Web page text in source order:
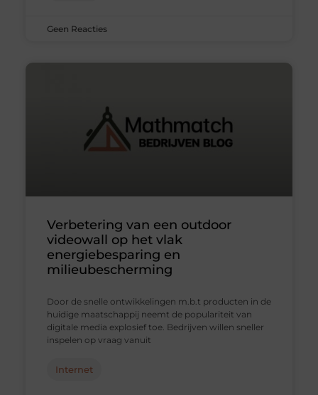
Geen Reacties
Verbetering van een outdoor
videowall op het vlak
energiebesparing en
milieubescherming
Door de snelle ontwikkelingen m.b.t producten in de
huidige maatschappij neemt de populariteit van
digitale media explosief toe. Bedrijven willen sneller
inspelen op vraag vanuit
Internet